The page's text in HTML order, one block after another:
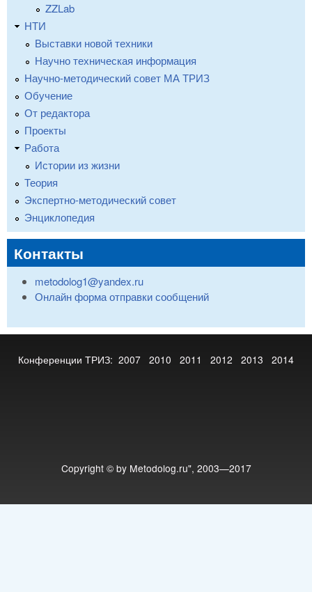
ZZLab
НТИ
Выставки новой техники
Научно техническая информация
Научно-методический совет МА ТРИЗ
Обучение
От редактора
Проекты
Работа
Истории из жизни
Теория
Экспертно-методический совет
Энциклопедия
Контакты
metodolog1@yandex.ru
Онлайн форма отправки сообщений
Конференции ТРИЗ: 2007 2010 2011 2012 2013 2014
Copyright © by Metodolog.ru", 2003—2017